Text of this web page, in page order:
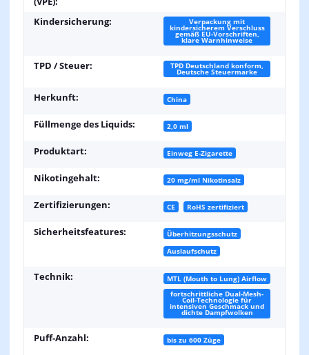
Kindersicherung: Verpackung mit
kindersicherem Verschluss
gemäß EU-Vorschriften,
klare Warnhinweise
TPD / Steuer: TPD Deutschland konform,
Deutsche Steuermarke
Herkunft: China
Füllmenge des Liquids: 2,0 ml
Produktart: Einweg E-Zigarette
Nikotingehalt: 20 mg/ml Nikotinsalz
Zertifizierungen: CE RoHS zertifiziert
Sicherheitsfeatures:
Überhitzungsschutz
Auslaufschutz
Technik:
MTL (Mouth to Lung) Airflow
fortschrittliche Dual-Mesh-
Coil-Technologie für
intensiven Geschmack und
dichte Dampfwolken
Puff-Anzahl: bis zu 600 Züge